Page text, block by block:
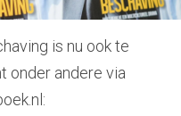
is nu ook te
onder andere via